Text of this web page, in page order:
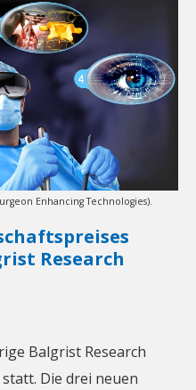
Enhancing Technologies).
Research
Balgrist Research
Die drei neuen